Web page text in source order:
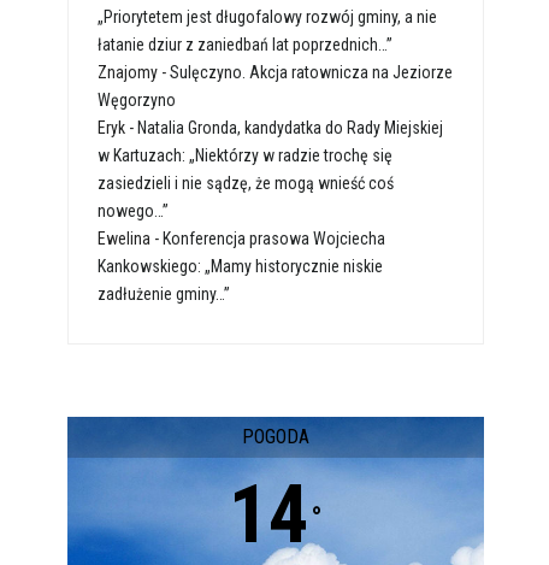
„Priorytetem jest długofalowy rozwój gminy, a nie
łatanie dziur z zaniedbań lat poprzednich…”
Znajomy -Sulęczyno. Akcja ratownicza na Jeziorze
Węgorzyno
Eryk - Natalia Gronda, kandydatka do Rady Miejskiej
w Kartuzach: „Niektórzy w radzie trochę się
zasiedzieli i nie sądzę, że mogą wnieść coś
nowego…”
Ewelina - Konferencja prasowa Wojciecha
Kankowskiego: „Mamy historycznie niskie
zadłużenie gminy…”
POGODA
14 °